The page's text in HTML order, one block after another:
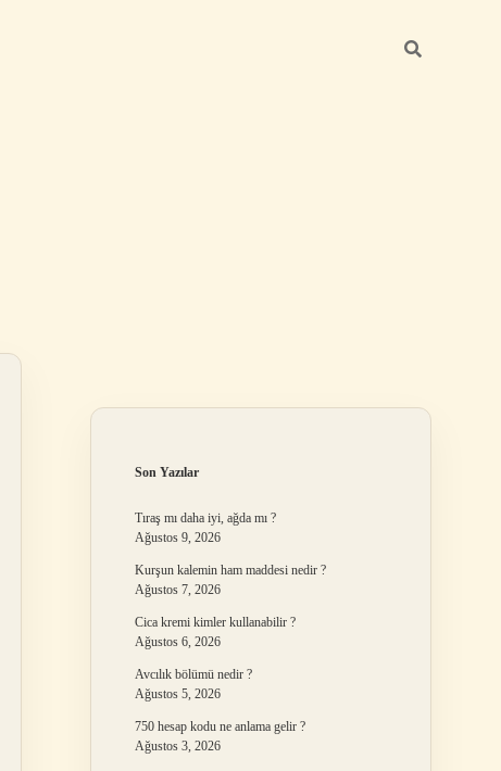
Son Yazılar
Tıraş mı daha iyi, ağda mı ?
Ağustos 9, 2026
Kurşun kalemin ham maddesi nedir ?
Ağustos 7, 2026
Cica kremi kimler kullanabilir ?
Ağustos 6, 2026
Avcılık bölümü nedir ?
Ağustos 5, 2026
750 hesap kodu ne anlama gelir ?
Ağustos 3, 2026